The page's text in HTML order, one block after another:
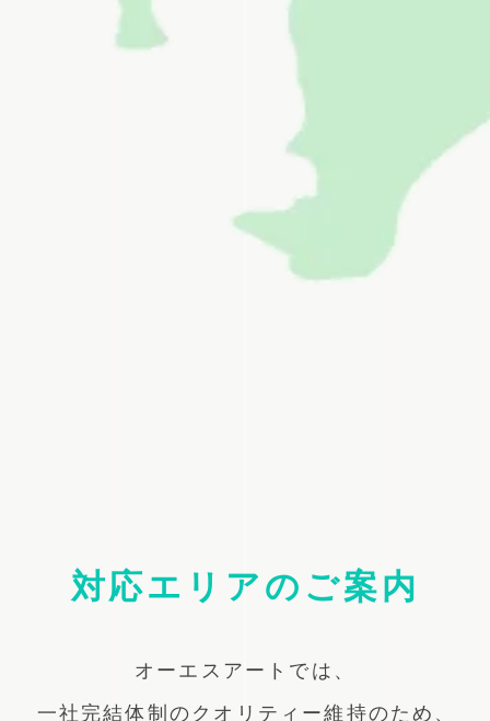
対応エリアのご案内
オーエスアートでは、
一社完結体制のクオリティー維持のため、